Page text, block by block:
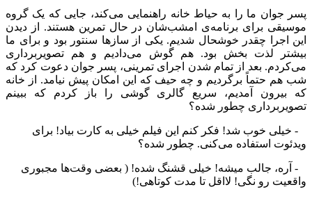
پسر جوان ما را به حیاط خانه راهنمایی می‌کند، جایی که یک گروه
موسیقی برای برنامه‌ی امشب‌شان در حال تمرین هستند. از دیدن
این اجرا چقدر خوشحال شدیم. یکی از سازها سنتور بود و برای ما
بیشتر لذت بخش بود. هم گوش می‌دادیم و هم تصویربرداری
می‌کردم. بعد از تمام شدن اجرای تمرینی، پسر جوان دعوت کرد که
شب هم حتماً برگردیم و چه حیف که این امکان پیش نیامد. از خانه
که بیرون آمدیم، سریع گالری گوشی را باز کردم که ببینم
تصویر‌‌برداری چطور شده؟
- خیلی خوب شد! فکر کنم این فیلم خیلی به کارت بیاد! برای
ویدئوت استفاده می‌کنی. چطور شده؟
- آره، جالب میشه! خیلی قشنگ شده! ( بعضی وقت‌ها مجبوری
واقعیت رو نگی! لااقل تا مدت کوتاهی!)